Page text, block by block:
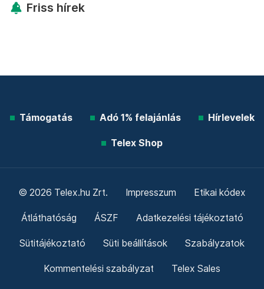
Friss hírek
Támogatás Adó 1% felajánlás Hírlevelek
Telex Shop
© 2026 Telex.hu Zrt. Impresszum Etikai kódex
Átláthatóság ÁSZF Adatkezelési tájékoztató
Sütitájékoztató Süti beállítások Szabályzatok
Kommentelési szabályzat Telex Sales